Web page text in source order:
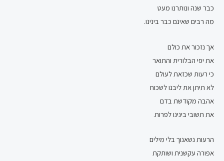
כבר שנה ונותרנו מעט
מה רבים שאינם כבר בינינו.
אך נזכור את כולם
את יפי הבלורית והתואר
כי רעות שכזאת לעולם
לא תיתן את ליבנו לשכוח
אהבה מקודשת בדם
את תשובי בינינו לפרוח.
הרעות נשאנוך בלי מילים
אפורה עקשנית ושותקת